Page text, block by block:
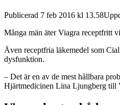
Publicerad 7 feb 2016 kl
Många män äter Viagra receptfritt
Även receptfria läkemedel som
dysfunktion.
– Det är en av de mest hållbara
Hjärtmedicinen Lina Ljungberg till